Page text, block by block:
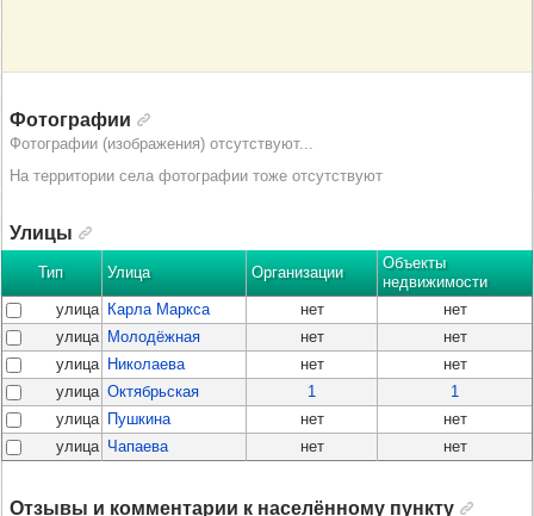
Фотографии
Фотографии (изображения) отсутствуют...
На территории села фотографии тоже отсутствуют
Улицы
Тип Улица Организации
Объекты
недвижимости
улица
Карла Маркса нет
нет
улица
Молодёжная нет
нет
улица
Николаева нет
нет
улица Октябрьская 1
1
улица
Пушкина нет
нет
улица Чапаева нет нет
Отзывы и комментарии к населённому пункту